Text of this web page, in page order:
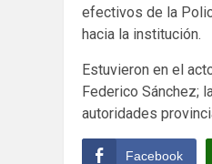
efectivos de la
hacia la institución.
Estuvieron en el
Federico Sánchez;
autoridades
Facebook